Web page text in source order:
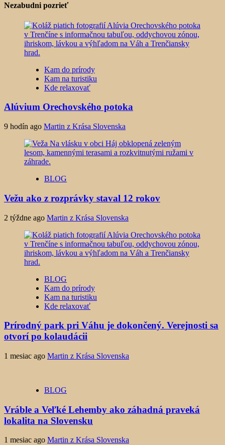
Nezabudni pozrieť
Kam do prírody
Kam na turistiku
Kde relaxovať
Alúvium Orechovského potoka
9 hodín ago Martin z Krása Slovenska
BLOG
Vežu ako z rozprávky staval 12 rokov
2 týždne ago Martin z Krása Slovenska
BLOG
Kam do prírody
Kam na turistiku
Kde relaxovať
Prírodný park pri Váhu je dokončený. Verejnosti sa
otvorí po kolaudácii
1 mesiac ago Martin z Krása Slovenska
BLOG
Vráble a Veľké Lehemby ako záhadná praveká
lokalita na Slovensku
1 mesiac ago Martin z Krása Slovenska